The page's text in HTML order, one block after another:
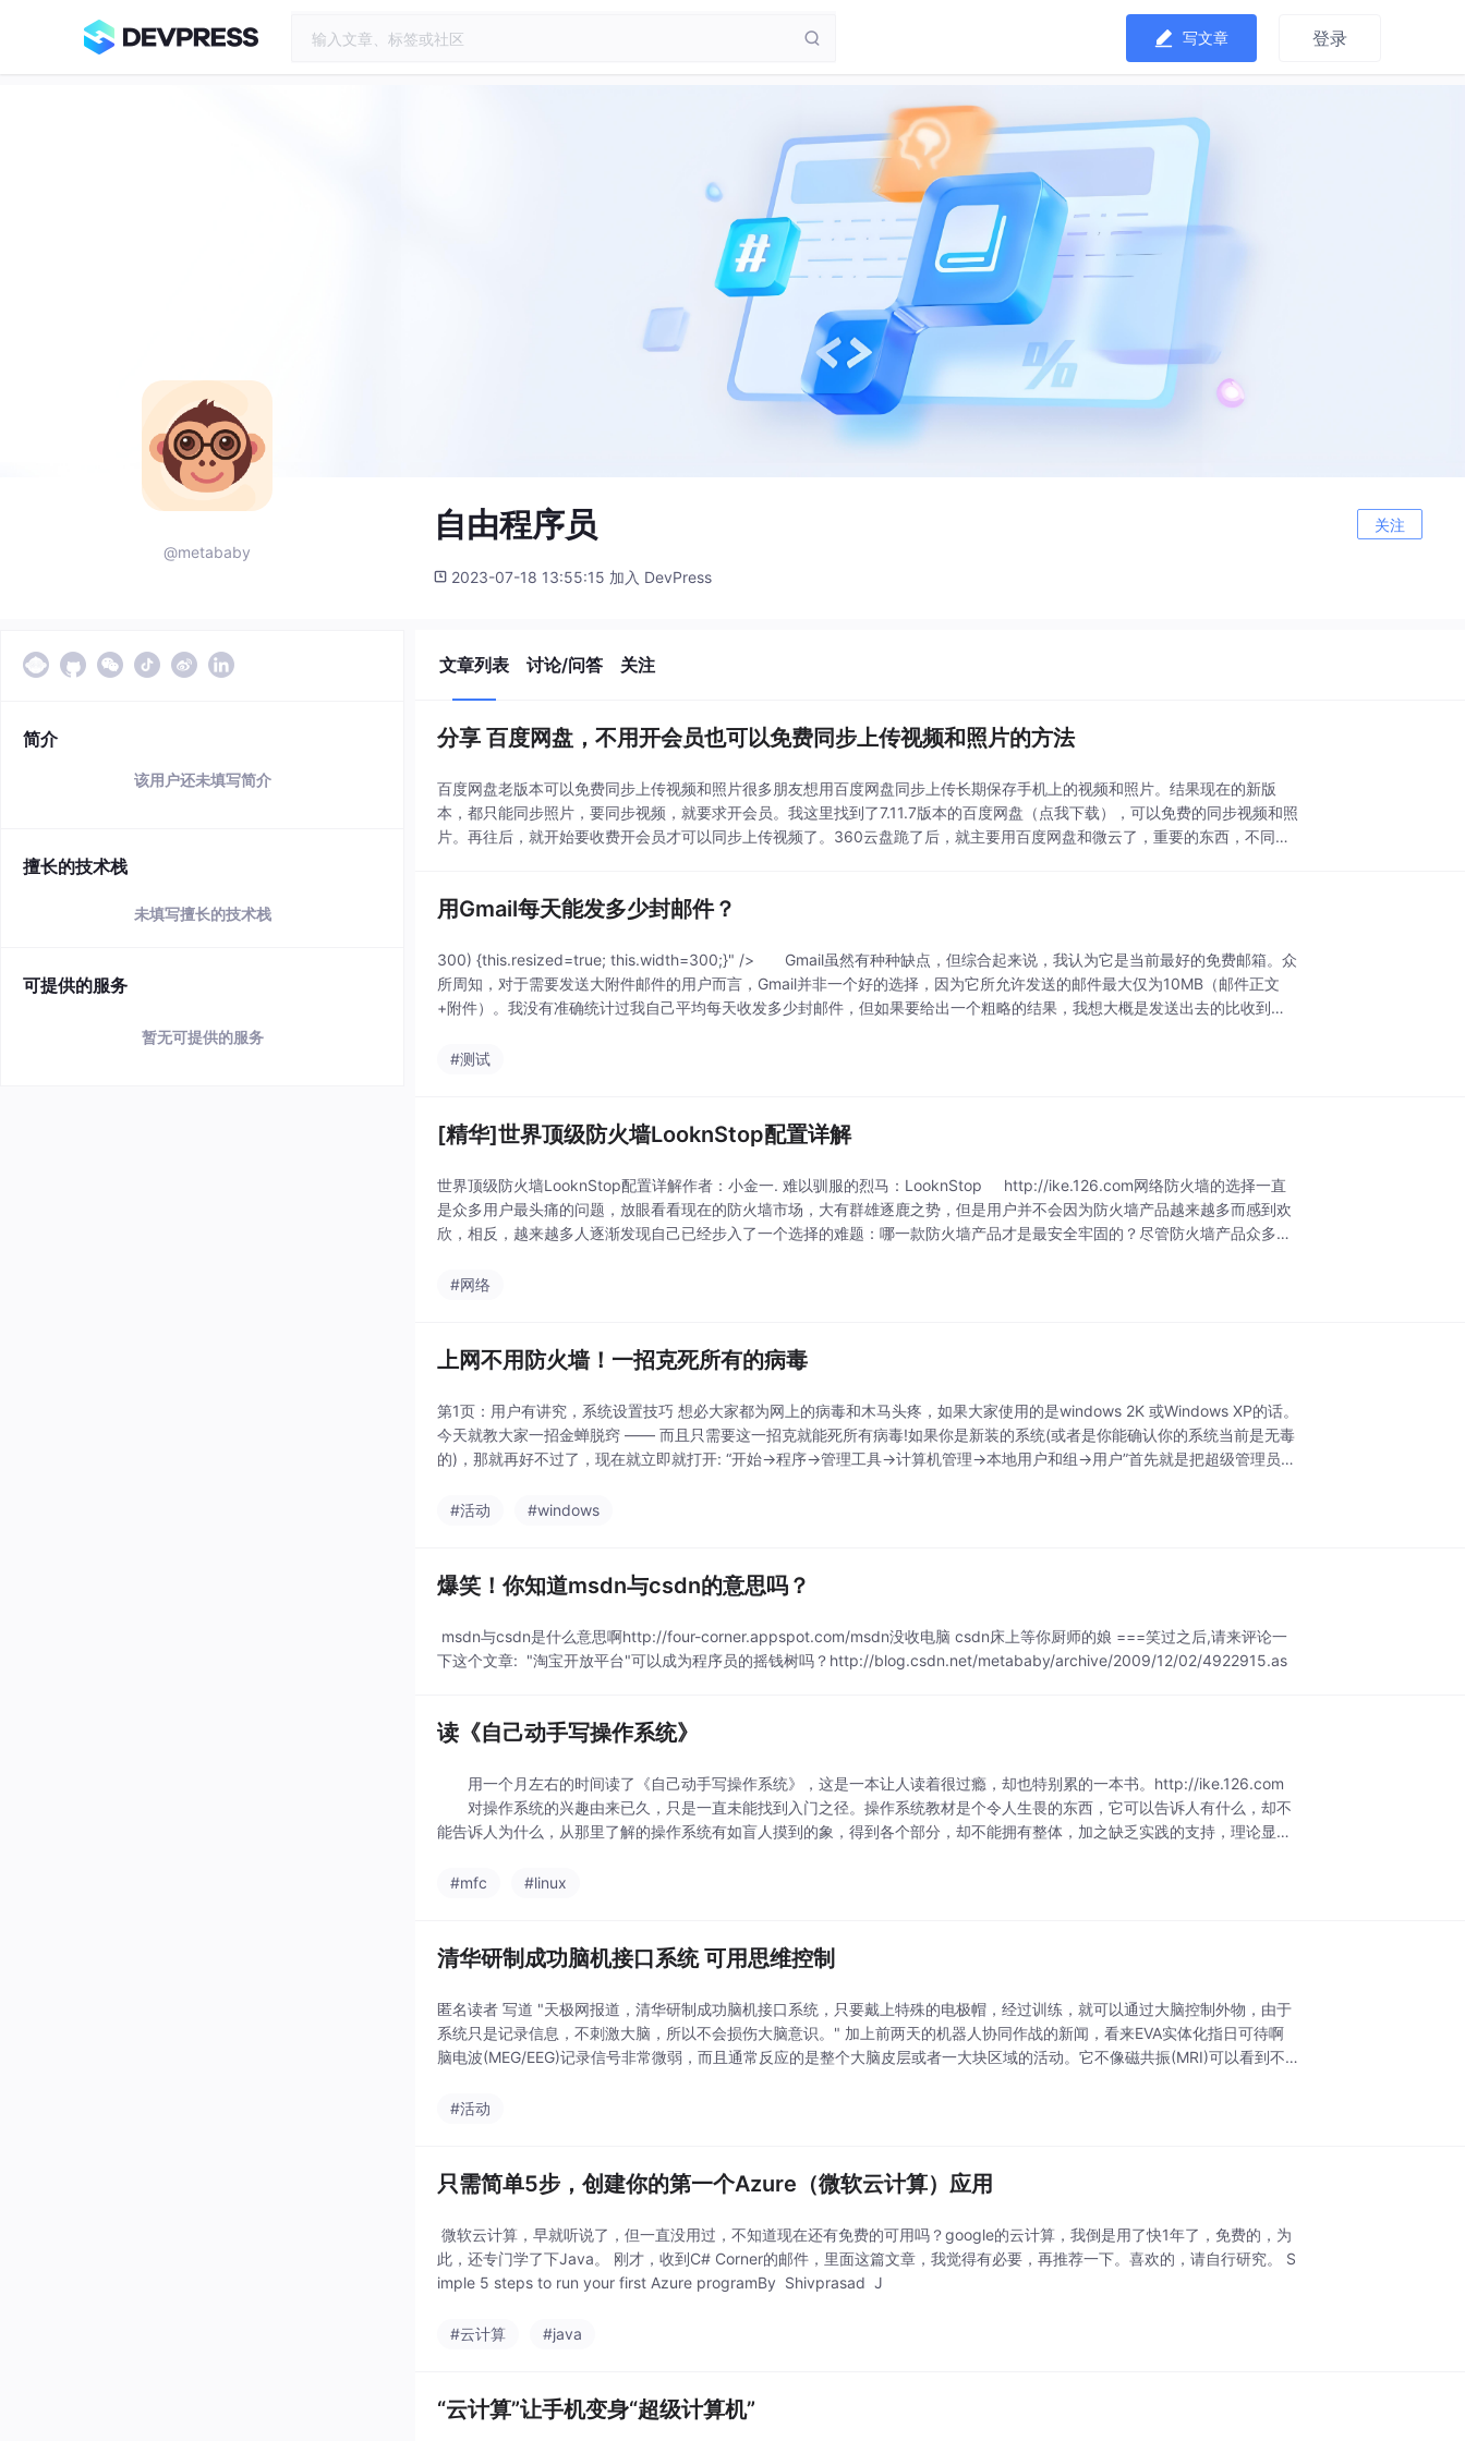
写文章 登录
@metababy
自由程序员 关注
2023-07-18 13:55:15 加入 DevPress
简介
该用户还未填写简介
擅长的技术栈
未填写擅长的技术栈
可提供的服务
暂无可提供的服务
文章列表 讨论/问答 关注
分享 百度网盘，不用开会员也可以免费同步上传视频和照片的方法
百度网盘老版本可以免费同步上传视频和照片很多朋友想用百度网盘同步上传长期保存手机上的视频和照片。结果现在的新版
本，都只能同步照片，要同步视频，就要求开会员。我这里找到了7.11.7版本的百度网盘（点我下载），可以免费的同步视频和照
片。再往后，就开始要收费开会员才可以同步上传视频了。360云盘跪了后，就主要用百度网盘和微云了，重要的东西，不同的
用Gmail每天能发多少封邮件？
300) {this.resized=true; this.width=300;}" /> Gmail虽然有种种缺点，但综合起来说，我认为它是当前最好的免费邮箱。众
所周知，对于需要发送大附件邮件的用户而言，Gmail并非一个好的选择，因为它所允许发送的邮件最大仅为10MB（邮件正文
+附件）。我没有准确统计过我自己平均每天收发多少封邮件，但如果要给出一个粗略的结果，我想大概是发送出去的比收到的
#测试
[精华]世界顶级防火墙LooknStop配置详解
世界顶级防火墙LooknStop配置详解作者：小金一. 难以驯服的烈马：LooknStop http://ike.126.com网络防火墙的选择一直
是众多用户最头痛的问题，放眼看看现在的防火墙市场，大有群雄逐鹿之势，但是用户并不会因为防火墙产品越来越多而感到欢
欣，相反，越来越多人逐渐发现自己已经步入了一个选择的难题：哪一款防火墙产品才是最安全牢固的？尽管防火墙产品众多，
#网络
上网不用防火墙！一招克死所有的病毒
第1页：用户有讲究，系统设置技巧 想必大家都为网上的病毒和木马头疼，如果大家使用的是windows 2K 或Windows XP的话。
今天就教大家一招金蝉脱窍 —— 而且只需要这一招克就能死所有病毒!如果你是新装的系统(或者是你能确认你的系统当前是无毒
的)，那就再好不过了，现在就立即就打开: “开始→程序→管理工具→计算机管理→本地用户和组→用户”首先就是把超级管理员密
#活动
#windows
爆笑！你知道msdn与csdn的意思吗？
msdn与csdn是什么意思啊http://four-corner.appspot.com/msdn没收电脑 csdn床上等你厨师的娘 ===笑过之后,请来评论一
下这个文章: "淘宝开放平台"可以成为程序员的摇钱树吗？http://blog.csdn.net/metababy/archive/2009/12/02/4922915.as
读《自己动手写操作系统》
用一个月左右的时间读了《自己动手写操作系统》，这是一本让人读着很过瘾，却也特别累的一本书。http://ike.126.com
对操作系统的兴趣由来已久，只是一直未能找到入门之径。操作系统教材是个令人生畏的东西，它可以告诉人有什么，却不
能告诉人为什么，从那里了解的操作系统有如盲人摸到的象，得到各个部分，却不能拥有整体，加之缺乏实践的支持，理论显得
#mfc
#linux
清华研制成功脑机接口系统 可用思维控制
匿名读者 写道 "天极网报道，清华研制成功脑机接口系统，只要戴上特殊的电极帽，经过训练，就可以通过大脑控制外物，由于
系统只是记录信息，不刺激大脑，所以不会损伤大脑意识。" 加上前两天的机器人协同作战的新闻，看来EVA实体化指日可待啊
脑电波(MEG/EEG)记录信号非常微弱，而且通常反应的是整个大脑皮层或者一大块区域的活动。它不像磁共振(MRI)可以看到不
#活动
只需简单5步，创建你的第一个Azure（微软云计算）应用
微软云计算，早就听说了，但一直没用过，不知道现在还有免费的可用吗？google的云计算，我倒是用了快1年了，免费的，为
此，还专门学了下Java。 刚才，收到C# Corner的邮件，里面这篇文章，我觉得有必要，再推荐一下。喜欢的，请自行研究。 S
imple 5 steps to run your first Azure programBy Shivprasad J
#云计算 #java
“云计算”让手机变身“超级计算机”